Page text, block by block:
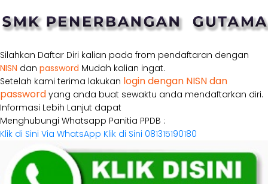
Silahkan Daftar Diri kalian pada from pendaftaran dengan
NISN dan password Mudah kalian ingat.
Setelah kami terima lakukan login dengan NISN dan
password yang anda buat sewaktu anda mendaftarkan diri.
Informasi Lebih Lanjut dapat
Menghubungi Whatsapp Panitia PPDB :
Klik di Sini Via WhatsApp Klik di Sini 081315190180